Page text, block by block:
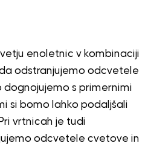
enoletnic v kombinaciji
odstranjujemo odcvetele
dognojujemo s primernimi
si bomo lahko podaljšali
vrtnicah je tudi
odcvetele cvetove in